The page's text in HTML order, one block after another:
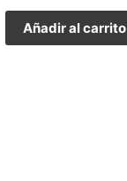
Añadir al carrito